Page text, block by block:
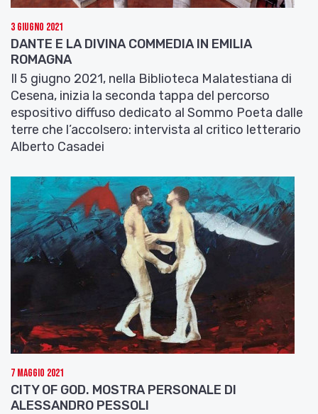
3 Giugno 2021
DANTE E LA DIVINA COMMEDIA IN EMILIA
ROMAGNA
Il 5 giugno 2021, nella Biblioteca Malatestiana di
Cesena, inizia la seconda tappa del percorso
espositivo diffuso dedicato al Sommo Poeta dalle
terre che l’accolsero: intervista al critico letterario
Alberto Casadei
7 Maggio 2021
CITY OF GOD. MOSTRA PERSONALE DI
ALESSANDRO PESSOLI